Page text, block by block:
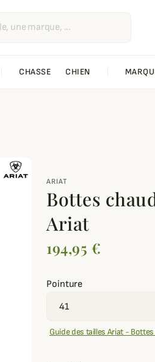
CHASSE CHIEN
ARIAT
Bottes
Ariat
194,95 €
Pointure
Guide des tailles Ariat -